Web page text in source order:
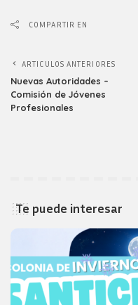
COMPARTIR EN
ARTICULOS ANTERIORES
Nuevas Autoridades –
Comisión de Jóvenes
Profesionales
Te puede interesar